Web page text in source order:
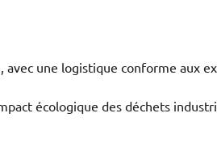
une logistique conforme aux
écologique des déchets